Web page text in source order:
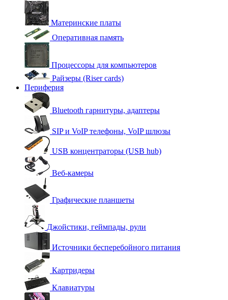
Материнские платы
Оперативная память
Процессоры для компьютеров
Райзеры (Riser cards)
Периферия
Bluetooth гарнитуры, адаптеры
SIP и VoIP телефоны, VoIP шлюзы
USB концентраторы (USB hub)
Веб-камеры
Графические планшеты
Джойстики, геймпады, рули
Источники бесперебойного питания
Картридеры
Клавиатуры